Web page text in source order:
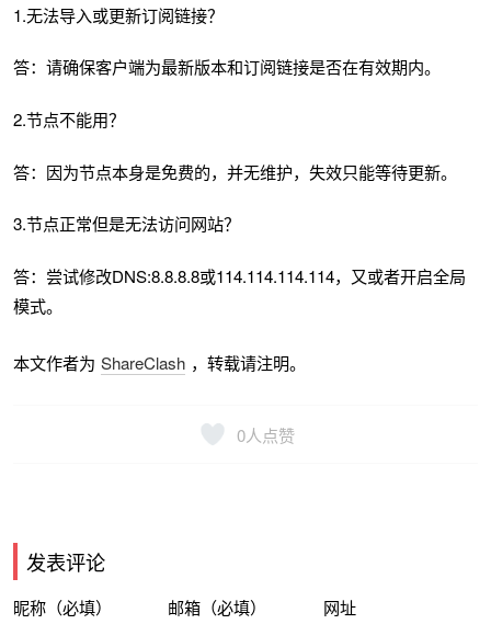
1.无法导入或更新订阅链接？
答：请确保客户端为最新版本和订阅链接是否在有效期内。
2.节点不能用？
答：因为节点本身是免费的，并无维护，失效只能等待更新。
3.节点正常但是无法访问网站？
答：尝试修改DNS:8.8.8.8或114.114.114.114，又或者开启全局
模式。
本文作者为 ShareClash ，转载请注明。
0人点赞
发表评论
昵称（必填） 邮箱（必填） 网址